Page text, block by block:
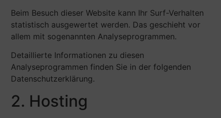
Beim Besuch dieser Website kann Ihr Surf-Verhalten
statistisch ausgewertet werden. Das geschieht vor
allem mit sogenannten Analyseprogrammen.
Detaillierte Informationen zu diesen
Analyseprogrammen finden Sie in der folgenden
Datenschutzerklärung.
2. Hosting